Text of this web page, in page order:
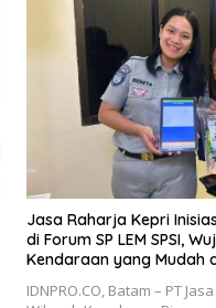
Jasa Raharja Kepri
di Forum SP LEM SPSI,
Kendaraan yang Mudah
IDNPRO.CO, Batam – PT